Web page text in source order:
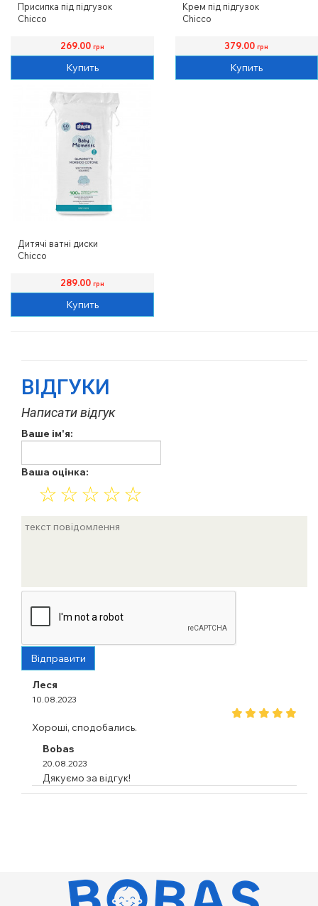
Присипка під підгузок
Chicco
269.00 грн
Купить
Крем під підгузок
Chicco
379.00грн
Купить
Дитячі ватні диски
Chicco
289.00 грн
Купить
ВІДГУКИ
Написати відгук
Ваше ім'я:
Ваша оцінка:
☆
☆
☆
☆
☆
Відправити
Леся
10.08.2023
Хороші, сподобались.
Bobas
20.08.2023
Дякуємо за відгук!